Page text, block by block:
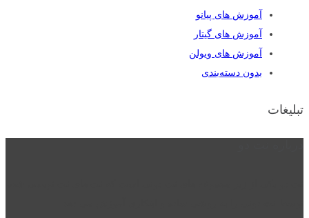
آموزش های پیانو
آموزش های گیتار
آموزش های ویولن
بدون دسته‌بندی
تبلیغات